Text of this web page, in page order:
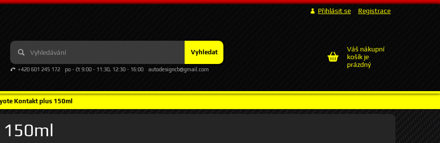
Vyhledat
+420 601 245 172 po - čt 9:00 - 11:30, 12:30 - 16:00 autodesigncb@gmail.com
Přihlásit se Registrace
Váš nákupní
košík je
prázdný
Kontakt plus 150ml
150ml